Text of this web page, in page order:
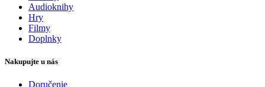
Audioknihy
Hry
Filmy
Doplnky
Nakupujte u nás
Doručenie